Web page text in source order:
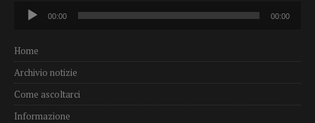
Audio
Player
00:00 00:00
Home
Archivio notizie
Come ascoltarci
Informazione